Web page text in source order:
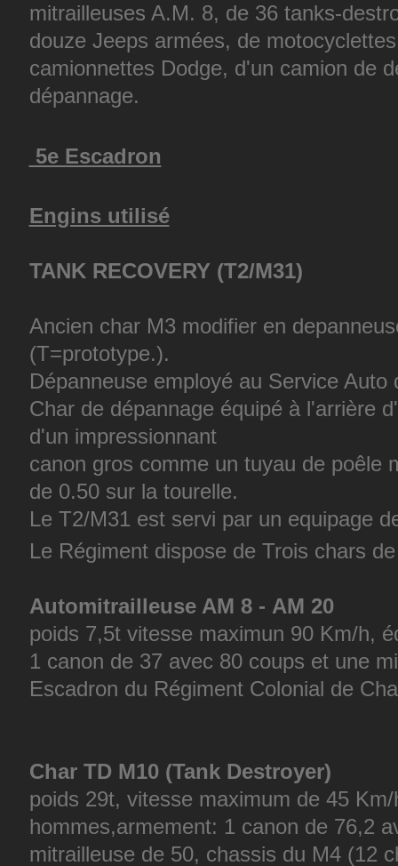
mitrailleuses A.M. 8, de 36 tanks-
douze Jeeps armées, de
camionnettes Dodge, d'un camion de
dépannage.
5e Escadron
Engins utilisé
TANK RECOVERY (T2/M31)
Ancien char M3 modifier en
(T=prototype.).
Dépanneuse employé au Service Auto
Char de dépannage équipé à l'arrière
d'un impressionnant
canon gros comme un tuyau de poêle
de 0.50 sur la tourelle.
Le T2/M31 est servi par un equipage
Le Régiment dispose de Trois chars
Automitrailleuse AM 8 - AM 20
poids 7,5t vitesse maximun 90 Km/h,
1 canon de 37 avec 80 coups et une
Escadron du Régiment Colonial de
Char TD M10 (Tank Destroyer)
poids 29t, vitesse maximum de 45
hommes,armement: 1 canon de 76,2
mitrailleuse de 50, chassis du M4 (12